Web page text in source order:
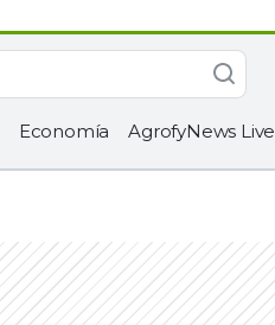
Economía AgrofyNews Live